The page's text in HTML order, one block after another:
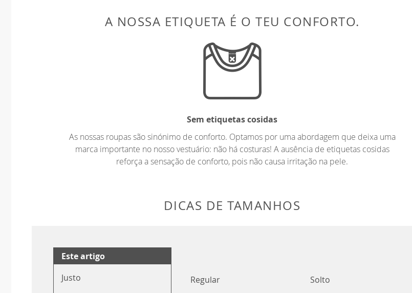
A NOSSA ETIQUETA É O TEU CONFORTO.
Sem etiquetas cosidas
As nossas roupas são sinónimo de conforto. Optamos por uma abordagem que deixa uma
marca importante no nosso vestuário: não há costuras! A ausência de etiquetas cosidas
reforça a sensação de conforto, pois não causa irritação na pele.
DICAS DE TAMANHOS
Este artigo
Justo
Regular Solto